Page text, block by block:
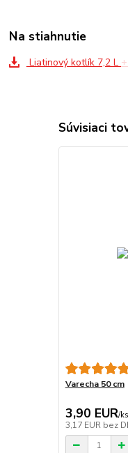
Na stiahnutie
Liatinový kotlík 7,2 L
Súvisiaci
Varecha 50 cm
3,90 EUR/ks
3,17 EUR bez